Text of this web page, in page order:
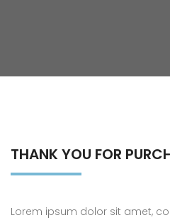
THANK YOU FOR
Lorem ipsum dolor sit amet,